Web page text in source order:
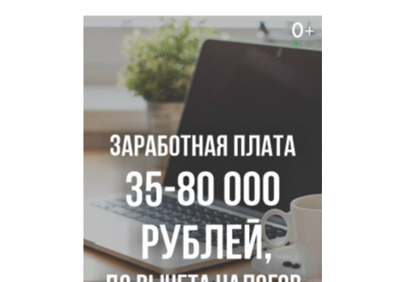
Губернатор Андрей Травников подравил новосибирцев с
Днем физкультурника
Семь рейсов за сутки отменили в новосибирском
аэропорту Толмачево
В Новосибирске «Лада» сбила восьмиклассника на